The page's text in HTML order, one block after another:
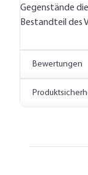
Gegenstände
Bestandteil des
Bewertungen